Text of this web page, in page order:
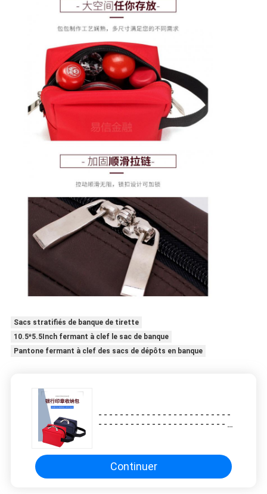
Sacs stratifiés de banque de tirette
10.5*5.5Inch fermant à clef le sac de banque
Pantone fermant à clef des sacs de dépôts en banque
- - - - - - - - - - - - - - - - - - - - - - - - -
- - - - - - - - - - - - - - - - - - - - - - - - -
Continuer